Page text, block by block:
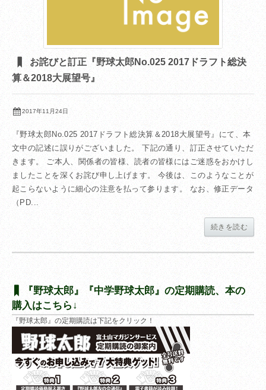
お詫びと訂正『野球太郎No.025 2017ドラフト総決
算＆2018大展望号』
2017年11月24日
『野球太郎No.025 2017ドラフト総決算＆2018大展望号』にて、本
文中の記述に誤りがございました。 下記の通り、訂正させていただ
きます。 ご本人、関係者の皆様、読者の皆様にはご迷惑をおかけし
ましたことを深くお詫び申し上げます。 今後は、このようなことが
起こらないように細心の注意を払って参ります。 なお、修正データ
（PD...
続きを読む
『野球太郎』『中学野球太郎』の定期購読、本の
購入はこちら↓
『野球太郎』の定期購読は下記をクリック！